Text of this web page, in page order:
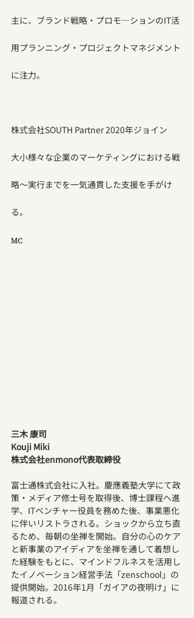
主に、ブランド戦略・プロモ―ションのIT活
用プランニング・プロジェクトマネジメント
に注力。
株式会社SOUTH Partner 2020年ジョイン
大小様々な企業のマーケティングにおける戦
略～実行までを一気通貫した支援を手がけ
る。
MC
三木 康司
Kouji Miki
株式会社enmono代表取締役
富士通株式会社に入社。慶應義塾大学にて政
策・メディア修士号を取得後、博士課程へ進
学、ITベンチャー役員を務めた後、事業悪化
に伴いリストラされる。ショックから立ち直
るため、毎朝の坐禅を開始。自分の心のケア
と新事業のアイディアを坐禅を通して着想し
た経験をもとに、マインドフルネスを活用し
たイノベーション経営手法「zenschool」の
提供開始。2016年1月「ガイアの夜明け」に
報道される。